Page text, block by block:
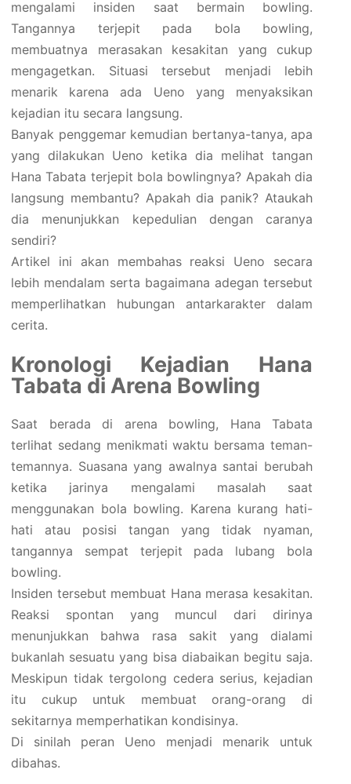
mengalami insiden saat bermain bowling.
Tangannya terjepit pada bola bowling,
membuatnya merasakan kesakitan yang cukup
mengagetkan. Situasi tersebut menjadi lebih
menarik karena ada Ueno yang menyaksikan
kejadian itu secara langsung.
Banyak penggemar kemudian bertanya-tanya, apa
yang dilakukan Ueno ketika dia melihat tangan
Hana Tabata terjepit bola bowlingnya? Apakah dia
langsung membantu? Apakah dia panik? Ataukah
dia menunjukkan kepedulian dengan caranya
sendiri?
Artikel ini akan membahas reaksi Ueno secara
lebih mendalam serta bagaimana adegan tersebut
memperlihatkan hubungan antarkarakter dalam
cerita.
Kronologi Kejadian Hana
Tabata di Arena Bowling
Saat berada di arena bowling, Hana Tabata
terlihat sedang menikmati waktu bersama teman-
temannya. Suasana yang awalnya santai berubah
ketika jarinya mengalami masalah saat
menggunakan bola bowling. Karena kurang hati-
hati atau posisi tangan yang tidak nyaman,
tangannya sempat terjepit pada lubang bola
bowling.
Insiden tersebut membuat Hana merasa kesakitan.
Reaksi spontan yang muncul dari dirinya
menunjukkan bahwa rasa sakit yang dialami
bukanlah sesuatu yang bisa diabaikan begitu saja.
Meskipun tidak tergolong cedera serius, kejadian
itu cukup untuk membuat orang-orang di
sekitarnya memperhatikan kondisinya.
Di sinilah peran Ueno menjadi menarik untuk
dibahas.